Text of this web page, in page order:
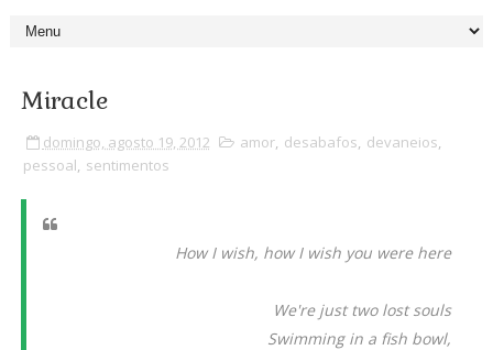
Miracle
domingo, agosto 19, 2012 amor, desabafos, devaneios,
pessoal, sentimentos
How I wish, how I wish you were here
We're just two lost souls
Swimming in a fish bowl,